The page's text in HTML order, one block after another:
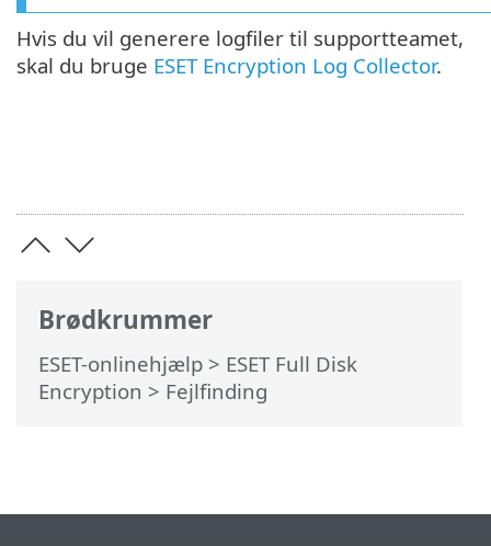
Brødkrummer
ESET-onlinehjælp > ESET Full Disk
Encryption > Fejlfinding
Hvis du vil generere logfiler til supportteamet,
skal du bruge ESET Encryption Log Collector.